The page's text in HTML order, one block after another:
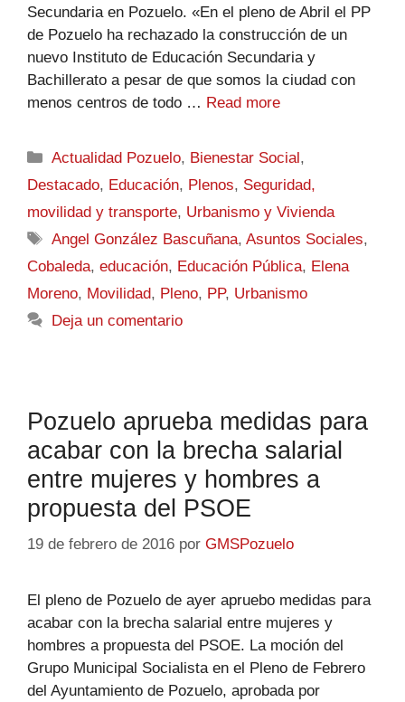
Secundaria en Pozuelo. «En el pleno de Abril el PP
de Pozuelo ha rechazado la construcción de un
nuevo Instituto de Educación Secundaria y
Bachillerato a pesar de que somos la ciudad con
menos centros de todo … Read more
Actualidad Pozuelo, Bienestar Social ,
Destacado, Educación, Plenos, Seguridad,
movilidad y transporte, Urbanismo y Vivienda
Angel González Bascuñana,Asuntos Sociales,
Cobaleda, educación, Educación Pública, Elena
Moreno, Movilidad, Pleno, PP, Urbanismo
Deja un comentario
Pozuelo aprueba medidas para
acabar con la brecha salarial
entre mujeres y hombres a
propuesta del PSOE
19 de febrero de 2016 por GMSPozuelo
El pleno de Pozuelo de ayer apruebo medidas para
acabar con la brecha salarial entre mujeres y
hombres a propuesta del PSOE. La moción del
Grupo Municipal Socialista en el Pleno de Febrero
del Ayuntamiento de Pozuelo, aprobada por